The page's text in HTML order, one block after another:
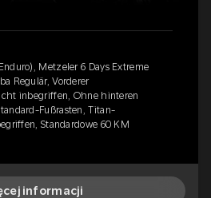
Metzeler 6 Days Extreme
Regulär, Vorderer
inbegriffen, Ohne hinteren
Fußrasten, Titan-
Standardowe 60 KM
informacji